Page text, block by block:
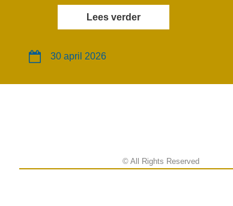
Lees verder
30 april 2026
© All Rights Reserved